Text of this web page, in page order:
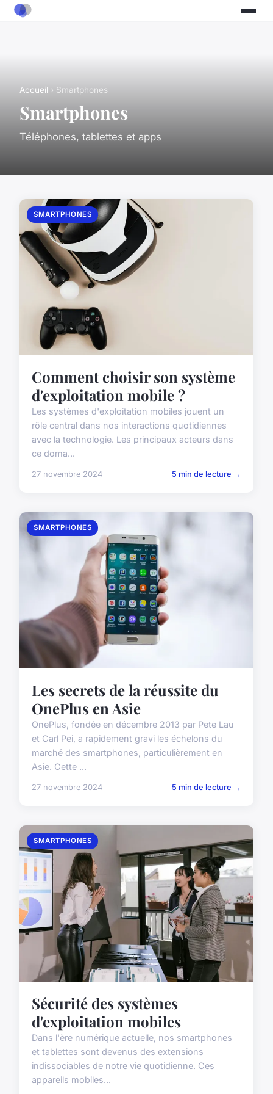
Accueil › Smartphones
Smartphones
Téléphones, tablettes et apps
SMARTPHONES
Comment choisir son système
d'exploitation mobile ?
Les systèmes d'exploitation mobiles jouent un
rôle central dans nos interactions quotidiennes
avec la technologie. Les principaux acteurs dans
ce doma...
27 novembre 2024 5 min de lecture →
SMARTPHONES
Les secrets de la réussite du
OnePlus en Asie
OnePlus, fondée en décembre 2013 par Pete Lau
et Carl Pei, a rapidement gravi les échelons du
marché des smartphones, particulièrement en
Asie. Cette ...
27 novembre 2024 5 min de lecture →
SMARTPHONES
Sécurité des systèmes
d'exploitation mobiles
Dans l'ère numérique actuelle, nos smartphones
et tablettes sont devenus des extensions
indissociables de notre vie quotidienne. Ces
appareils mobiles...